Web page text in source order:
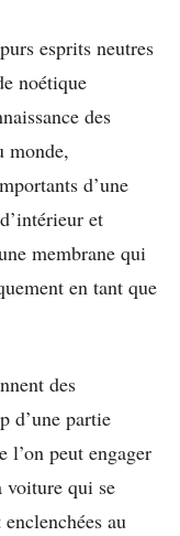
esprits neutres
noétique
des
monde,
d’une
et
membrane qui
en tant que
des
d’une partie
l’on peut engager
voiture qui se
au